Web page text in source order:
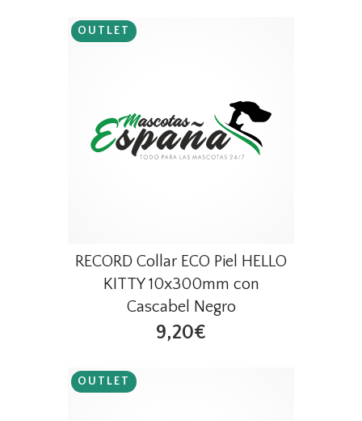
OUTLET
RECORD Collar ECO Piel HELLO
KITTY 10x300mm con
Cascabel Negro
9,20€
OUTLET